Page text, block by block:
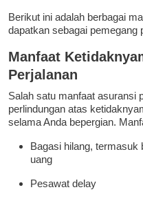
Berikut ini adalah berbagai
dapatkan sebagai pemegang
Manfaat
Perjalanan
Salah satu manfaat asuransi
perlindungan atas
selama Anda bepergian.
Bagasi hilang, termasuk
uang
Pesawat delay